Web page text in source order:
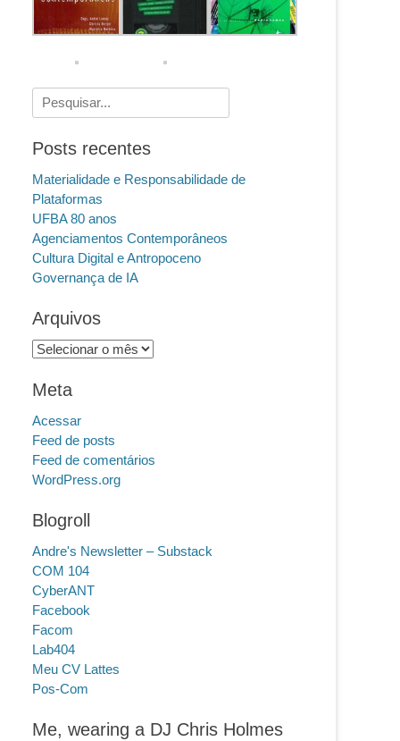
Pesquisar
por:
Posts recentes
Materialidade e Responsabilidade de
Plataformas
UFBA 80 anos
Agenciamentos Contemporâneos
Cultura Digital e Antropoceno
Governança de IA
Arquivos
Arquivos
Meta
Acessar
Feed de posts
Feed de comentários
WordPress.org
Blogroll
Andre's Newsletter – Substack
COM 104
CyberANT
Facebook
Facom
Lab404
Meu CV Lattes
Pos-Com
Me, wearing a DJ Chris Holmes